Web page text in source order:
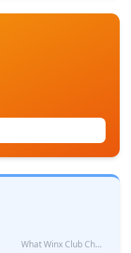
What Winx Club Character Are You?